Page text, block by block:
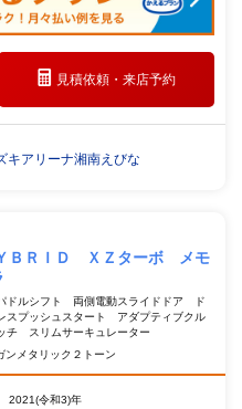
見積依頼・来店予約
キアリーナ湘南えびな
ＢＲＩＤ ＸＺターボ メモ
ドルシフト 両側電動スライドドア ド
プッシュスタート アダプティブクル
チ スリムサーキュレーター
メタリック２トーン
2021(令和3)年